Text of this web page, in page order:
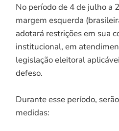
No período de 4 de julho a
margem esquerda
adotará restrições em sua
institucional, em
legislação eleitoral
defeso.
Durante esse período,
medidas: